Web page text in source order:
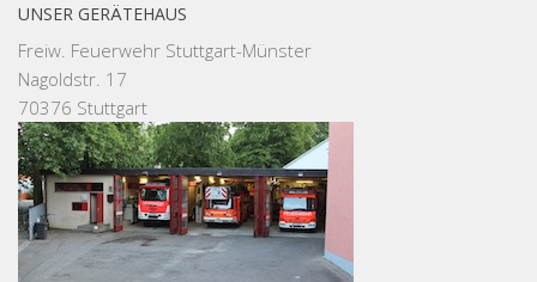
UNSER GERÄTEHAUS
Freiw. Feuerwehr Stuttgart-Münster
Nagoldstr. 17
70376 Stuttgart